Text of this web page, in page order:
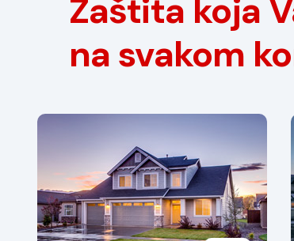
Zaštita koja
na svakom